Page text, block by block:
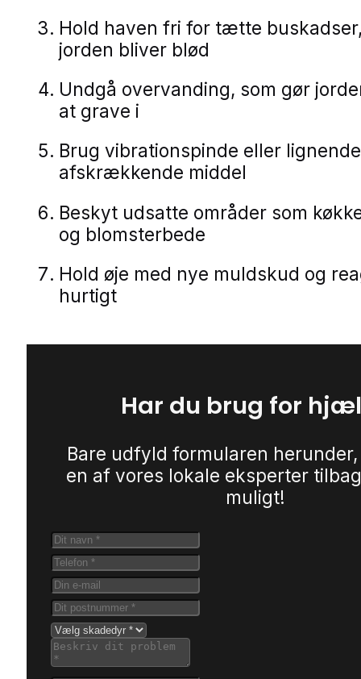
Hold haven fri for tætte
jorden bliver blød
Undgå overvanding, som gør
at grave i
Brug vibrationspinde eller
afskrækkende middel
Beskyt udsatte områder som
og blomsterbede
Hold øje med nye muldskud og
hurtigt
Har du brug for
Bare udfyld formularen
en af vores lokale eksperter
muligt!